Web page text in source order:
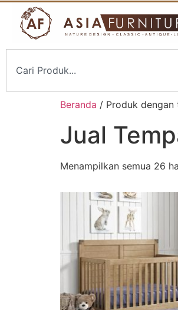
Beranda / Produk dengan
Jual
Menampilkan semua 26